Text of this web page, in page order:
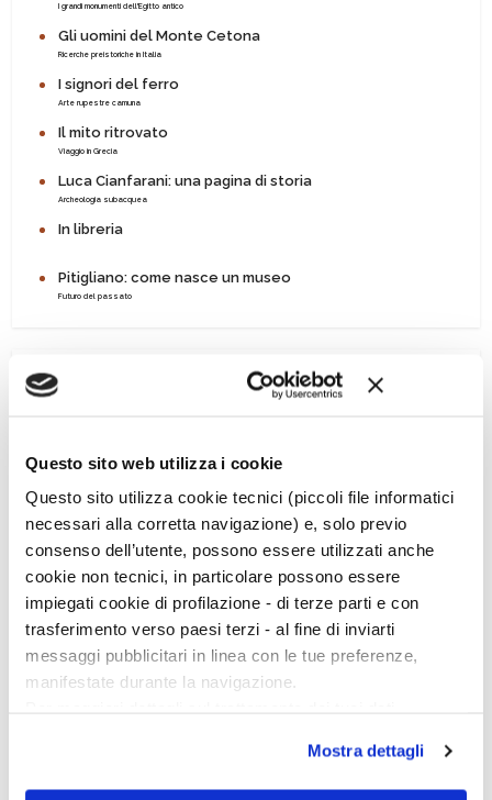
Questo sito web utilizza i cookie
Questo sito utilizza cookie tecnici (piccoli file informatici
necessari alla corretta navigazione) e, solo previo
consenso dell’utente, possono essere utilizzati anche
cookie non tecnici, in particolare possono essere
impiegati cookie di profilazione - di terze parti e con
trasferimento verso paesi terzi - al fine di inviarti
messaggi pubblicitari in linea con le tue preferenze,
manifestate durante la navigazione.
scelte privacy sui cookie, ti invitiamo a prendere visione
dell’informativa cookie.
Mostra dettagli
I grandi monumenti dell'Egitto antico
Gli uomini del Monte Cetona
Ricerche preistoriche in Italia
I signori del ferro
Arte rupestre camuna
Il mito ritrovato
Viaggio in Grecia
Luca Cianfarani: una pagina di storia
Archeologia subacquea
In libreria
Pitigliano: come nasce un museo
Futuro del passato